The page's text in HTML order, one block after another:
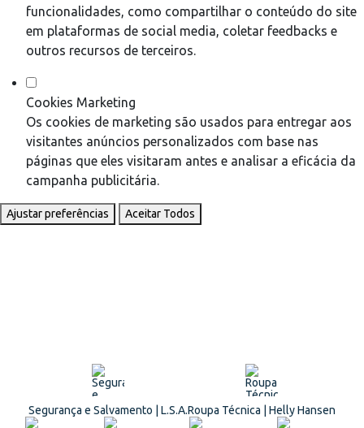
funcionalidades, como compartilhar o conteúdo do site
em plataformas de social media, coletar feedbacks e
outros recursos de terceiros.
Cookies Marketing
Os cookies de marketing são usados para entregar aos
visitantes anúncios personalizados com base nas
páginas que eles visitaram antes e analisar a eficácia da
campanha publicitária.
Ajustar preferências Aceitar Todos
Segurança e Salvamento | L.S.A.Roupa Técnica | Helly Hansen